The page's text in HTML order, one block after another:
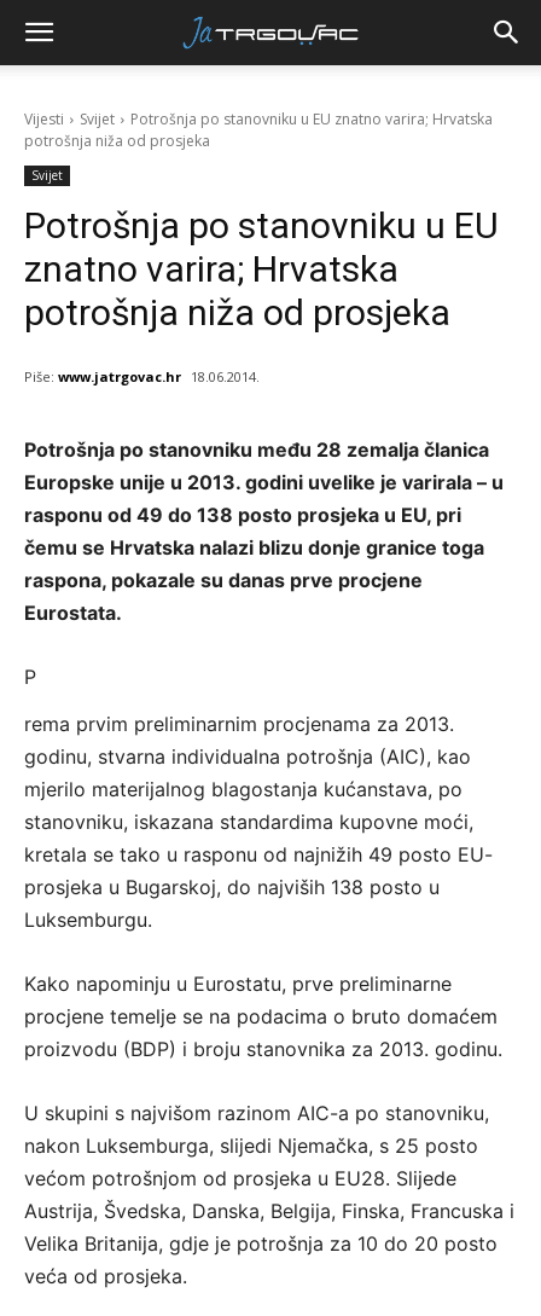
Vijesti Svijet
Potrošnja po stanovniku u EU znatno varira; Hrvatska
potrošnja niža od prosjeka
Svijet
Potrošnja po stanovniku u EU
znatno varira; Hrvatska
potrošnja niža od prosjeka
Piše: www.jatrgovac.hr 18.06.2014.
Potrošnja po stanovniku među 28 zemalja članica
Europske unije u 2013. godini uvelike je varirala – u
rasponu od 49 do 138 posto prosjeka u EU, pri
čemu se Hrvatska nalazi blizu donje granice toga
raspona, pokazale su danas prve procjene
Eurostata.
P
rema prvim preliminarnim procjenama za 2013.
godinu, stvarna individualna potrošnja (AIC), kao
mjerilo materijalnog blagostanja kućanstava, po
stanovniku, iskazana standardima kupovne moći,
kretala se tako u rasponu od najnižih 49 posto EU-
prosjeka u Bugarskoj, do najviših 138 posto u
Luksemburgu.
Kako napominju u Eurostatu, prve preliminarne
procjene temelje se na podacima o bruto domaćem
proizvodu (BDP) i broju stanovnika za 2013. godinu.
U skupini s najvišom razinom AIC-a po stanovniku,
nakon Luksemburga, slijedi Njemačka, s 25 posto
većom potrošnjom od prosjeka u EU28. Slijede
Austrija, Švedska, Danska, Belgija, Finska, Francuska i
Velika Britanija, gdje je potrošnja za 10 do 20 posto
veća od prosjeka.